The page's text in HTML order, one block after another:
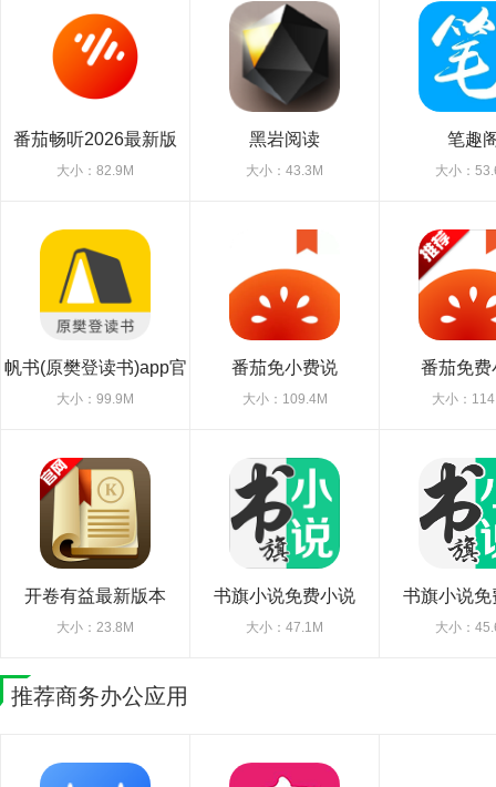
番茄畅听2026最新版
大小：82.9M
黑岩阅读
大小：43.3M
笔趣
大小：
帆书(原樊登读书)app官
方版
大小：99.9M
番茄免小费说
大小：109.4M
番茄免费
大小：
开卷有益最新版本
大小：23.8M
书旗小说免费小说
大小：47.1M
书旗小说免
大小：
推荐商务办公应用